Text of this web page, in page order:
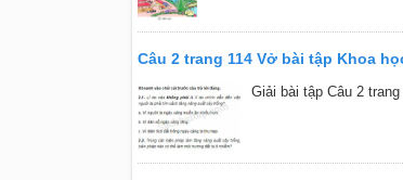
Câu 2 trang 114 Vở bài tập Khoa
Giải bài tập Câu 2